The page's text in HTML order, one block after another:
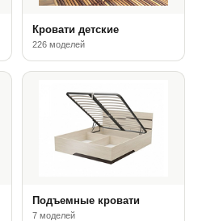
Кровати детские
226 моделей
Подъемные кровати
7 моделей